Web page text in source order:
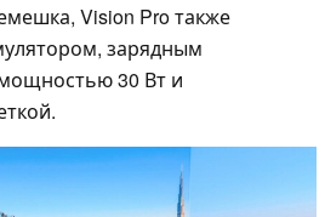
Vision Pro также
зарядным
30 Вт и